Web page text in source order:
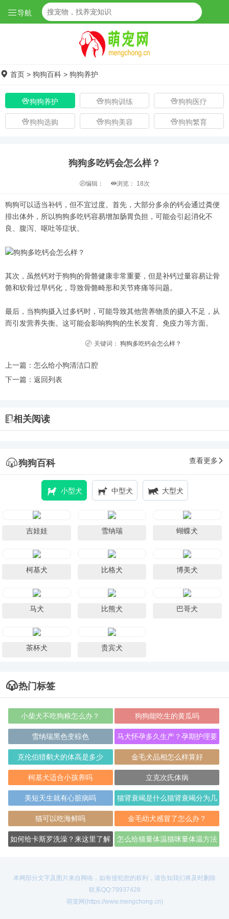
导航
首页 > 狗狗百科 > 狗狗养护
狗狗养护 狗狗训练 狗狗医疗
狗狗选购 狗狗美容 狗狗繁育
狗狗多吃钙会怎么样？
编辑： 浏览： 18次
狗狗可以适当补钙，但不宜过度。首先，大部分多余的钙会通过粪便
排出体外，所以狗狗多吃钙容易增加肠胃负担，可能会引起消化不
良、腹泻、呕吐等症状。
其次，虽然钙对于狗狗的骨骼健康非常重要，但是补钙过量容易让骨
骼和软骨过早钙化，导致骨骼畸形和关节疼痛等问题。
最后，当狗狗摄入过多钙时，可能导致其他营养物质的摄入不足，从
而引发营养失衡。这可能会影响狗狗的生长发育、免疫力等方面。
关键词： 狗狗多吃钙会怎么样？
上一篇： 怎么给小狗清洁口腔
下一篇： 返回列表
相关阅读
狗狗百科 查看更多
小型犬 中型犬 大型犬
吉娃娃 雪纳瑞 蝴蝶犬
柯基犬 比格犬 博美犬
马犬 比熊犬 巴哥犬
茶杯犬 贵宾犬
热门标签
小柴犬不吃狗粮怎么办？ 狗狗能吃生的黄瓜吗
雪纳瑞黑色变棕色
马犬怀孕多久生产？孕期护理要
注意
克伦伯猎鹬犬的体高是多少 金毛犬品相怎么样算好
柯基犬适合小孩养吗 立克次氏体病
美短天生就有心脏病吗
猫肾衰竭是什么猫肾衰竭分为几
个类型
猫可以吃海鲜吗 金毛幼犬感冒了怎么办？
如何给卡斯罗洗澡？来这里了解
怎么给猫量体温猫咪量体温方法
本网部分文字及图片来自网络，如有侵犯您的权利，请告知我们将及时删除
联系QQ:79937428
萌宠网(https://www.mengchong.cn)